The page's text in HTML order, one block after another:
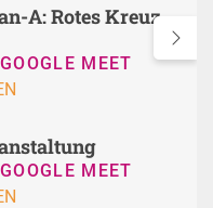
A: Rotes Kreuz
GOOGLE MEET
GOOGLE MEET